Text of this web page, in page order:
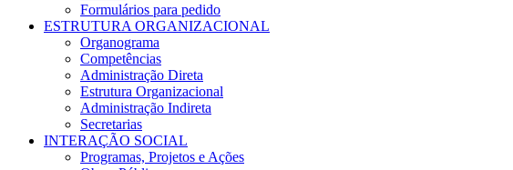
Formulários para pedido
ESTRUTURA ORGANIZACIONAL
Organograma
Competências
Administração Direta
Estrutura Organizacional
Administração Indireta
Secretarias
INTERAÇÃO SOCIAL
Programas, Projetos e Ações